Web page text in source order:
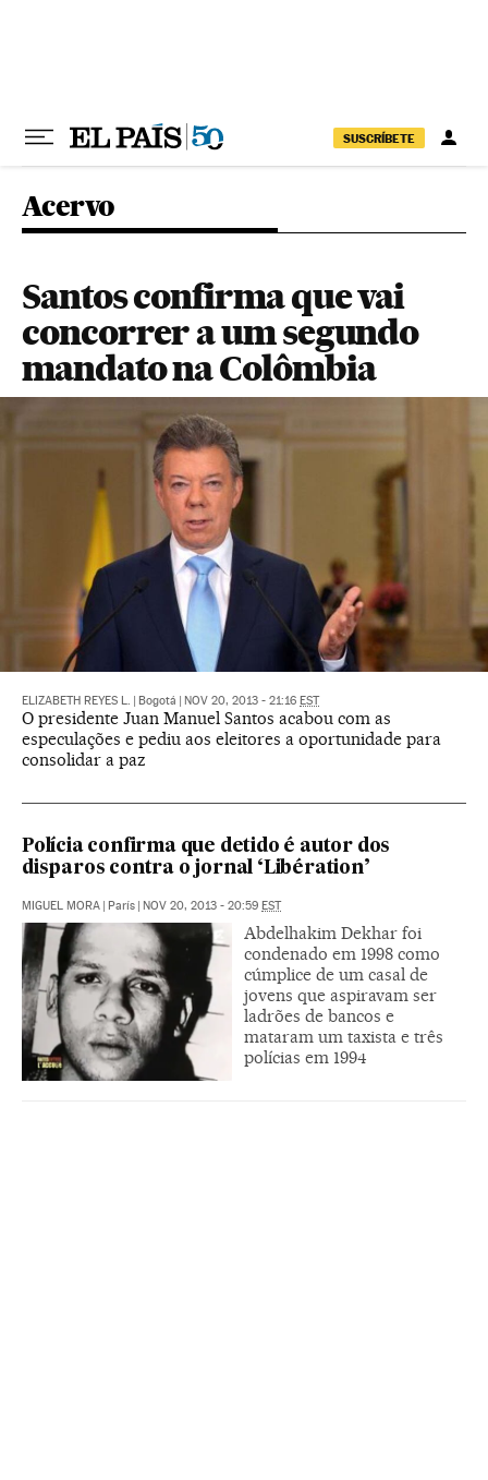
SUSCRÍBETE
Acervo
Santos confirma que vai
concorrer a um segundo
mandato na Colômbia
ELIZABETH REYES L. Bogotá NOV 20, 2013 - 21:16 EST
O presidente Juan Manuel Santos acabou com as
especulações e pediu aos eleitores a oportunidade para
consolidar a paz
Polícia confirma que detido é autor dos
disparos contra o jornal ‘Libération’
MIGUEL MORA París NOV 20, 2013 - 20:59 EST
Abdelhakim Dekhar foi
condenado em 1998 como
cúmplice de um casal de
jovens que aspiravam ser
ladrões de bancos e
mataram um taxista e três
polícias em 1994